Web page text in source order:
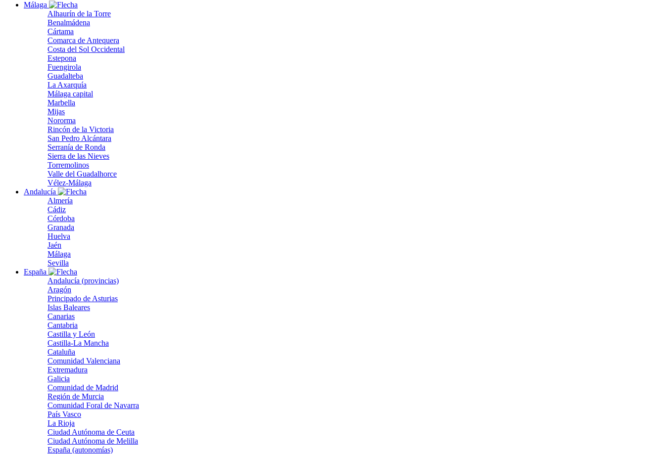
Málaga
Alhaurín de la Torre
Benalmádena
Cártama
Comarca de Antequera
Costa del Sol Occidental
Estepona
Fuengirola
Guadalteba
La Axarquía
Málaga capital
Marbella
Mijas
Nororma
Rincón de la Victoria
San Pedro Alcántara
Serranía de Ronda
Sierra de las Nieves
Torremolinos
Valle del Guadalhorce
Vélez-Málaga
Andalucía
Almería
Cádiz
Córdoba
Granada
Huelva
Jaén
Málaga
Sevilla
España
Andalucía (provincias)
Aragón
Principado de Asturias
Islas Baleares
Canarias
Cantabria
Castilla y León
Castilla-La Mancha
Cataluña
Comunidad Valenciana
Extremadura
Galicia
Comunidad de Madrid
Región de Murcia
Comunidad Foral de Navarra
País Vasco
La Rioja
Ciudad Autónoma de Ceuta
Ciudad Autónoma de Melilla
España (autonomías)